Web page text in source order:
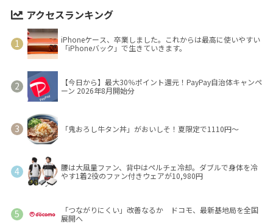
アクセスランキング
iPhoneケース、卒業しました。これからは最高に使いやすい
「iPhoneバック」で生きていきます。
【今日から】最大30％ポイント還元！PayPay自治体キャンペ
ーン 2026年8月開始分
「鬼おろし牛タン丼」がおいしそ！夏限定で1110円～
腰は大風量ファン、背中はペルチェ冷却。ダブルで身体を冷
やす1着2役のファン付きウェアが10,980円
「つながりにくい」改善なるか ドコモ、最新基地局を全国
展開へ